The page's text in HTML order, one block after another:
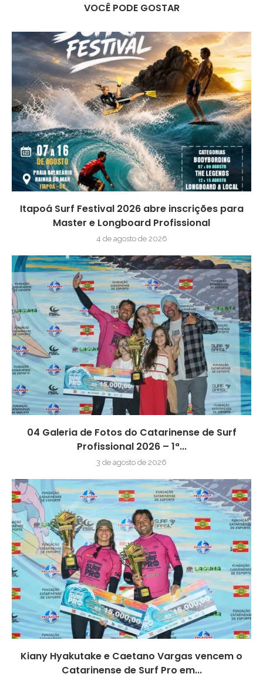
VOCÊ PODE GOSTAR
Itapoá Surf Festival 2026 abre inscrições para
Master e Longboard Profissional
4 de agosto de 2026
04 Galeria de Fotos do Catarinense de Surf
Profissional 2026 – 1ª...
3 de agosto de 2026
Kiany Hyakutake e Caetano Vargas vencem o
Catarinense de Surf Pro em...